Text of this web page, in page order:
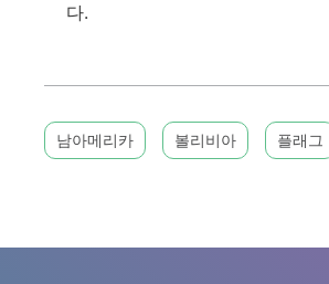
다.
남아메리카 볼리비아 플래그